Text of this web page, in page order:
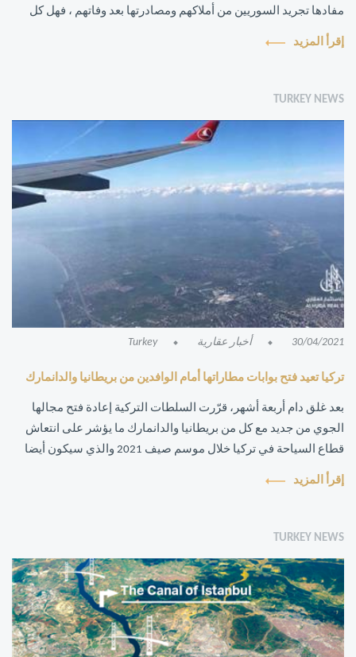
مفادها تجريد السوريين من أملاكهم ومصادرتها بعد وفاتهم ، فهل كل
هذا صحيح !
إقرأ المزيد
TURKEY NEWS
30/04/2021 أخبار عقارية Turkey
تركيا تعيد فتح بوابات مطاراتها أمام الوافدين من بريطانيا والدانمارك
بعد غلق دام أربعة أشهر، قرّرت السلطات التركية إعادة فتح مجالها
الجوي من جديد مع كل من بريطانيا والدانمارك ما يؤشر على انتعاش
قطاع السياحة في تركيا خلال موسم صيف 2021 والذي سيكون أيضا
أكثر أمنا هذا الع...
إقرأ المزيد
TURKEY NEWS